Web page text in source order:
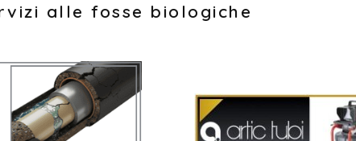
alle fosse biologiche